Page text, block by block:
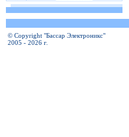
© Copyright "Бассар Электроникс"
2005 - 2026 г.